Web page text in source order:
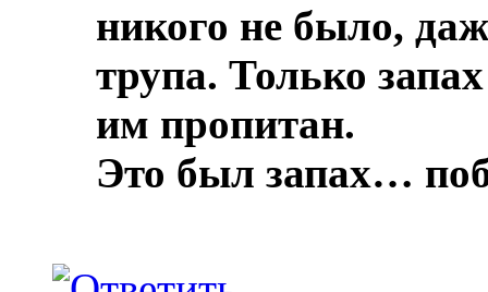
никого не было,
трупа. Только
им пропитан.
Это был запах…